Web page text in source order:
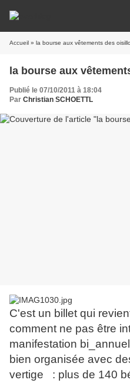
Accueil » la bourse aux vêtements des
la bourse aux
Publié le 07/10/2011 à 18:04
Par Christian SCHOETTL
C'est un billet qui
comment ne pas être
manifestation
bien organisée avec
vertige : plus de 140